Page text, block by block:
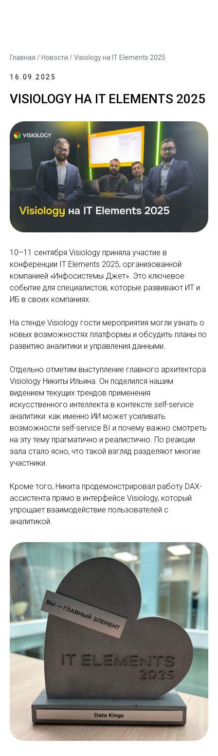
Главная / Новости / Visiology на IT Elements 2025
16.09.2025
VISIOLOGY НА IT ELEMENTS 2025
10–11 сентября Visiology приняла участие в
конференции IT Elements 2025, организованной
компанией «Инфосистемы Джет». Это ключевое
событие для специалистов, которые развивают ИТ и
ИБ в своих компаниях.
На стенде Visiology гости мероприятия могли узнать о
новых возможностях платформы и обсудить планы по
развитию аналитики и управления данными.
Отдельно отметим выступление главного архитектора
Visiology Никиты Ильина. Он поделился нашим
видением текущих трендов применения
искусственного интеллекта в контексте self-service
аналитики: как именно ИИ может усиливать
возможности self-service BI и почему важно смотреть
на эту тему прагматично и реалистично. По реакции
зала стало ясно, что такой взгляд разделяют многие
участники.
Кроме того, Никита продемонстрировал работу DAX-
ассистента прямо в интерфейсе Visiology, который
упрощает взаимодействие пользователей с
аналитикой.